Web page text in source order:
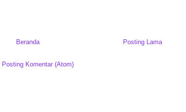
Posting Lama
Beranda
Posting Komentar (Atom)